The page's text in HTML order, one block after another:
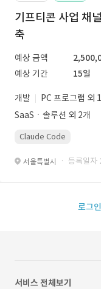
기프티콘 사업 채
축
예상 금액
예상 기간
15일
개발
PC 프로그램 외
SaaSㆍ솔루션 외 2개
Claude Code
서울특별시 · 등록일자
로그인
서비스 전체보기